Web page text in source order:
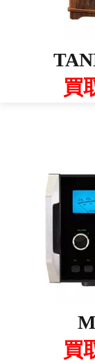
買
買